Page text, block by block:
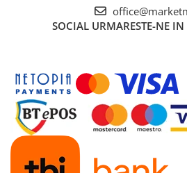
SOCIAL URMARESTE-NE